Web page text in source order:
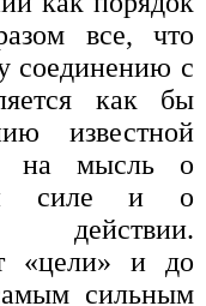
все, что
соединению с
как бы
известной
на мысль о
силе и о
«цели» и до
сильным